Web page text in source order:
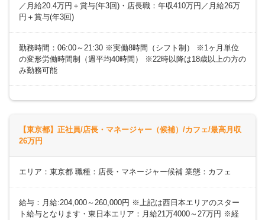
／月給20.4万円＋賞与(年3回)・店長職：年収410万円／月給26万
円＋賞与(年3回)
勤務時間：06:00～21:30 ※実働8時間（シフト制） ※1ヶ月単位
の変形労働時間制（週平均40時間） ※22時以降は18歳以上の方の
み勤務可能
【東京都】正社員/店長・マネージャー（候補）/カフェ/最高月収
26万円
エリア：東京都 職種：店長・マネージャー候補 業態：カフェ
給与：月給:204,000～260,000円 ※上記は西日本エリアのスター
ト給与となります・東日本エリア：月給21万4000～27万円 ※経